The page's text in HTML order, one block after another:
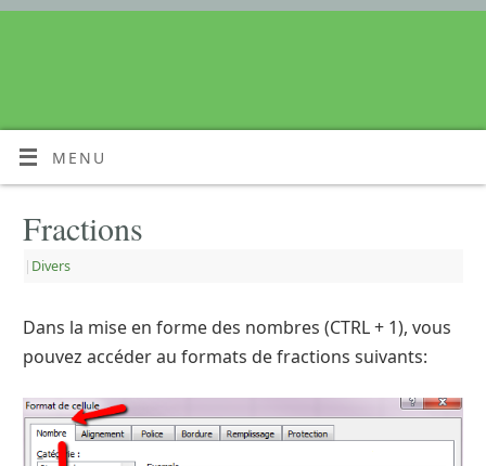
MENU
Fractions
| Divers
Dans la mise en forme des nombres (CTRL + 1), vous
pouvez accéder au formats de fractions suivants: